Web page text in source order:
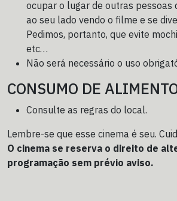
ocupar o lugar de outras pessoas
ao seu lado vendo o filme e se
Pedimos, portanto, que evite
etc…
Não será necessário o uso
CONSUMO DE
Consulte as regras do local.
Lembre-se que esse cinema é seu.
O cinema se reserva o direito de
programação sem prévio aviso.